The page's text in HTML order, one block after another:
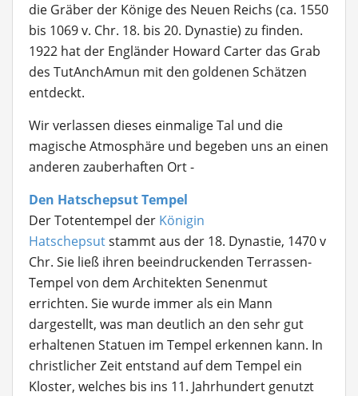
die Gräber der Könige des Neuen Reichs (ca. 1550
bis 1069 v. Chr. 18. bis 20. Dynastie) zu finden.
1922 hat der Engländer Howard Carter das Grab
des TutAnchAmun mit den goldenen Schätzen
entdeckt.
Wir verlassen dieses einmalige Tal und die
magische Atmosphäre und begeben uns an einen
anderen zauberhaften Ort -
Den Hatschepsut Tempel
Der Totentempel der Königin
Hatschepsutstammt aus der 18. Dynastie, 1470 v
Chr. Sie ließ ihren beeindruckenden Terrassen-
Tempel von dem Architekten Senenmut
errichten. Sie wurde immer als ein Mann
dargestellt, was man deutlich an den sehr gut
erhaltenen Statuen im Tempel erkennen kann. In
christlicher Zeit entstand auf dem Tempel ein
Kloster, welches bis ins 11. Jahrhundert genutzt